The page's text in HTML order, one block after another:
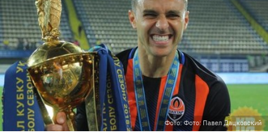
Фото: Фото: Павел Дацковский